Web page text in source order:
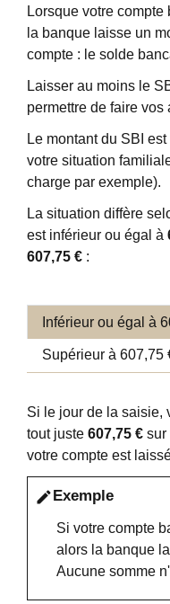
Lorsque votre
la banque laisse un
compte : le solde
Laisser au moins le
permettre de faire vos
Le montant du SBI est
votre situation
charge par exemple).
La situation diffère
est inférieur ou égal à
607,75 € :
Inférieur ou égal à
Supérieur à 607,75
Si le jour de la saisie,
tout juste 607,75 € sur
votre compte est
editExemple
Si votre compte
alors la banque
Aucune somme